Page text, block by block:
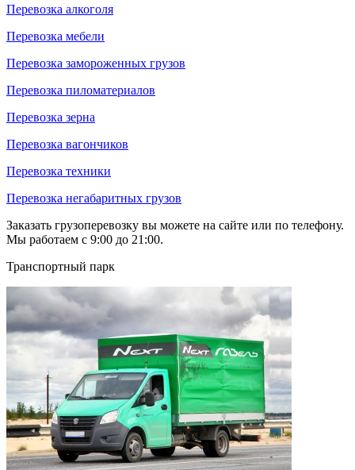
Перевозка алкоголя
Перевозка мебели
Перевозка замороженных грузов
Перевозка пиломатериалов
Перевозка зерна
Перевозка вагончиков
Перевозка техники
Перевозка негабаритных грузов
Заказать грузоперевозку вы можете на сайте или по телефону.
Мы работаем с 9:00 до 21:00.
Транспортный парк